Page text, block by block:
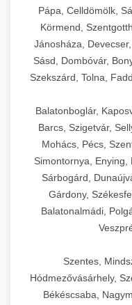
Pápa, Celldömölk,
Körmend,
Jánosháza,
Sásd, Dombóvár,
Szekszárd, Tolna,
Balatonboglár,
Barcs, Szigetvár,
Mohács, Pécs,
Simontornya, Enying,
Sárbogárd,
Gárdony,
Balatonalmádi,
Szentes,
Hódmezővásárhely,
Békéscsaba,